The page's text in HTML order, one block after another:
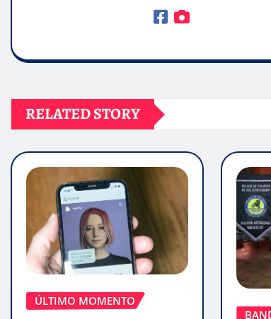
RELATED STORY
ÚLTIMO MOMENTO